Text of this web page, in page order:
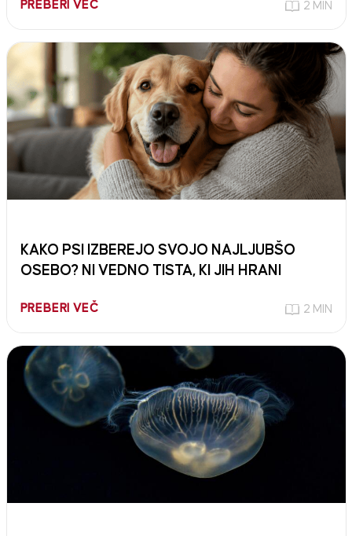
PREBERI VEČ 2 MIN
KAKO PSI IZBEREJO SVOJO NAJLJUBŠO
OSEBO? NI VEDNO TISTA, KI JIH HRANI
PREBERI VEČ 2 MIN